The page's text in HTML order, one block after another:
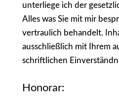
unterliege ich der
Alles was Sie mit mir
vertraulich behandelt.
ausschließlich mit Ihrem
schriftlichen
Honorar: